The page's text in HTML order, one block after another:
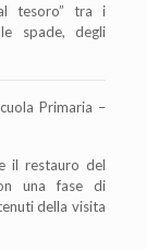
tesoro” tra i
spade, degli
Primaria –
il restauro del
una fase di
dellavisita